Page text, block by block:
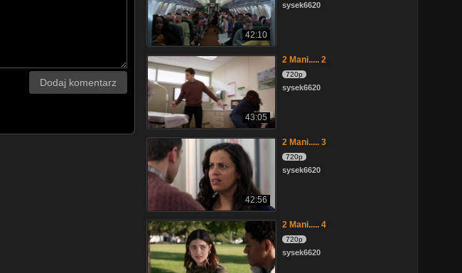
Dodaj komentarz
42:10
sysek6620
43:05
2 Mani..... 2
720p
sysek6620
42:56
2 Mani..... 3
720p
sysek6620
2 Mani..... 4
720p
sysek6620